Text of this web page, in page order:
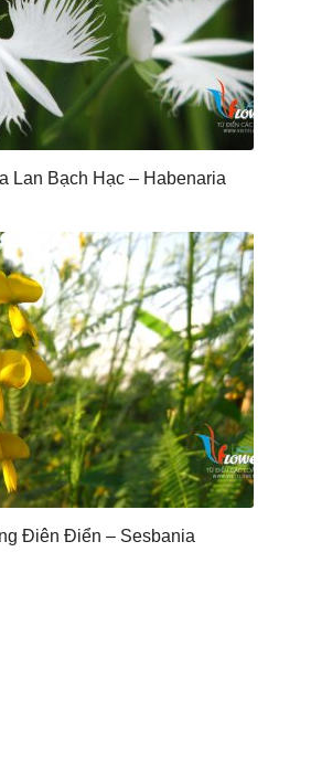
Lan Bạch Hạc – Habenaria
Điên Điển – Sesbania